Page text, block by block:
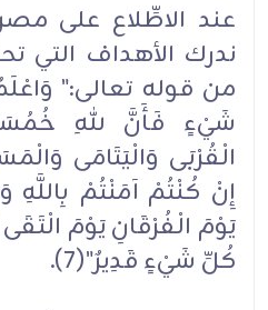
عند الاطِّلاع على
ندرك الأهداف التي
من قوله تعالى:"
شَيْءٍ فَأَنَّ للهِ
الْقُرْبَى وَالْيَتَامَى
إِنْ كُنْتُمْ آمَنْتُمْ بِاللَّهِ
يَوْمَ الْفُرْقَانِ يَوْمَ
كُلِّ شَيْءٍ قَدِيرٌ"(7).